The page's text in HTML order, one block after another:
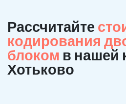
Рассчитайте
кодирования
блоком в нашей
Хотьково